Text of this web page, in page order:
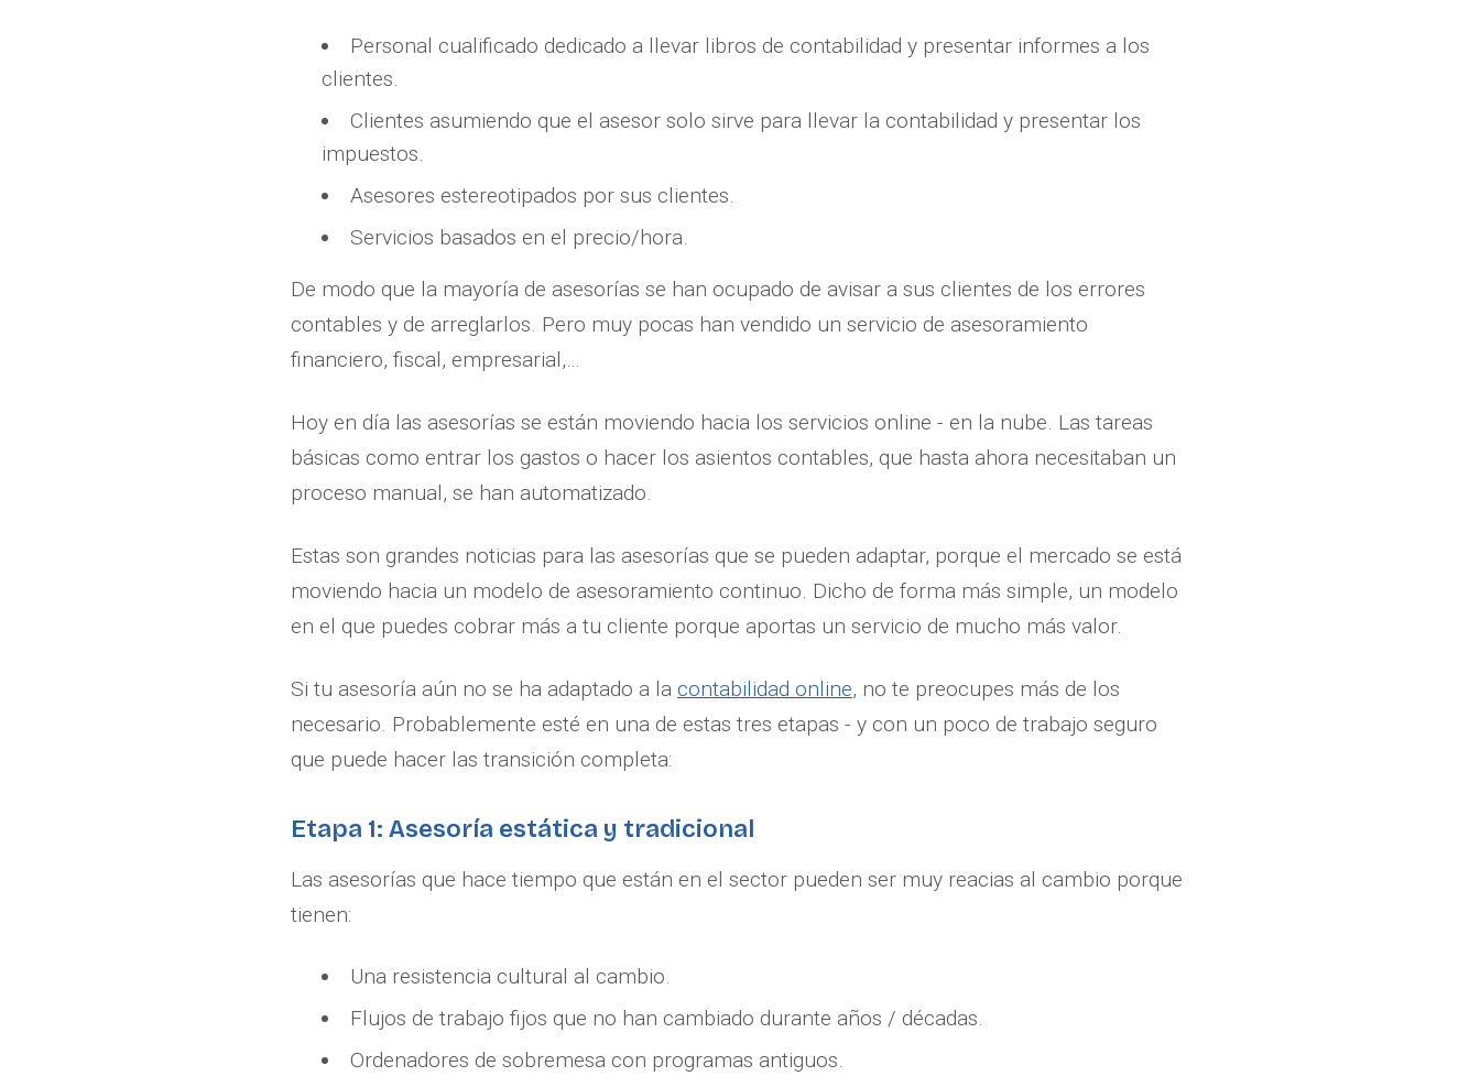
Personal cualificado dedicado a llevar libros de contabilidad y presentar informes a los
clientes.
Clientes asumiendo que el asesor solo sirve para llevar la contabilidad y presentar los
impuestos.
Asesores estereotipados por sus clientes.
Servicios basados en el precio/hora.
De modo que la mayoría de asesorías se han ocupado de avisar a sus clientes de los errores
contables y de arreglarlos. Pero muy pocas han vendido un servicio de asesoramiento
financiero, fiscal, empresarial,…
Hoy en día las asesorías se están moviendo hacia los servicios online - en la nube. Las tareas
básicas como entrar los gastos o hacer los asientos contables, que hasta ahora necesitaban un
proceso manual, se han automatizado.
Estas son grandes noticias para las asesorías que se pueden adaptar, porque el mercado se está
moviendo hacia un modelo de asesoramiento continuo. Dicho de forma más simple, un modelo
en el que puedes cobrar más a tu cliente porque aportas un servicio de mucho más valor.
Si tu asesoría aún no se ha adaptado a la contabilidad online, no te preocupes más de los
necesario. Probablemente esté en una de estas tres etapas - y con un poco de trabajo seguro
que puede hacer las transición completa:
Etapa 1: Asesoría estática y tradicional
Las asesorías que hace tiempo que están en el sector pueden ser muy reacias al cambio porque
tienen:
Una resistencia cultural al cambio.
Flujos de trabajo fijos que no han cambiado durante años / décadas.
Ordenadores de sobremesa con programas antiguos.